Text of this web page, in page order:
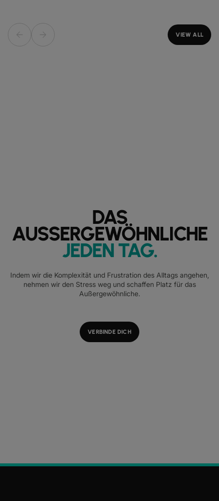
VIEW ALL
DAS
AUSSERGEWÖHNLICHE
JEDEN TAG.
Indem wir die Komplexität und Frustration des Alltags angehen,
nehmen wir den Stress weg und schaffen Platz für das
Außergewöhnliche.
VERBINDE DICH